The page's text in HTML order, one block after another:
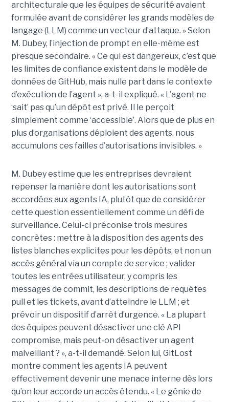
architecturale que les équipes de sécurité avaient
formulée avant de considérer les grands modèles de
langage (LLM) comme un vecteur d’attaque. » Selon
M. Dubey, l’injection de prompt en elle-même est
presque secondaire. « Ce qui est dangereux, c’est que
les limites de confiance existent dans le modèle de
données de GitHub, mais nulle part dans le contexte
d’exécution de l’agent », a-t-il expliqué. « L’agent ne
‘sait’ pas qu’un dépôt est privé. Il le perçoit
simplement comme ‘accessible’. Alors que de plus en
plus d’organisations déploient des agents, nous
accumulons ces failles d’autorisations invisibles. »
M. Dubey estime que les entreprises devraient
repenser la manière dont les autorisations sont
accordées aux agents IA, plutôt que de considérer
cette question essentiellement comme un défi de
surveillance. Celui-ci préconise trois mesures
concrètes : mettre à la disposition des agents des
listes blanches explicites pour les dépôts, et non un
accès général via un compte de service ; valider
toutes les entrées utilisateur, y compris les
messages de commit, les descriptions de requêtes
pull et les tickets, avant d’atteindre le LLM ; et
prévoir un dispositif d’arrêt d’urgence. « La plupart
des équipes peuvent désactiver une clé API
compromise, mais peut-on désactiver un agent
malveillant ? », a-t-il demandé. Selon lui, GitLost
montre comment les agents IA peuvent
effectivement devenir une menace interne dès lors
qu’on leur accorde un accès étendu. « Le génie de